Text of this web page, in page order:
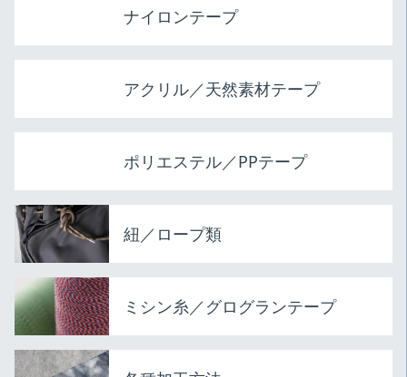
ナイロンテープ
アクリル／天然素材テープ
ポリエステル／PPテープ
紐／ロープ類
ミシン糸／グログランテープ